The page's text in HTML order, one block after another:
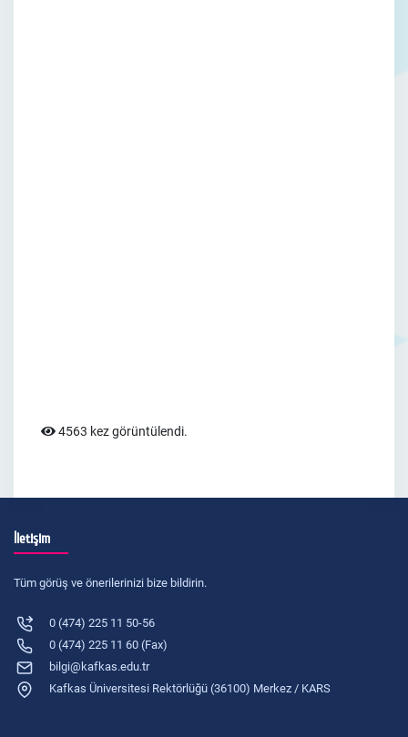
4563 kez görüntülendi.
İletişim
Tüm görüş ve önerilerinizi bize bildirin.
0 (474) 225 11 50-56
0 (474) 225 11 60 (Fax)
bilgi@kafkas.edu.tr
Kafkas Üniversitesi Rektörlüğü (36100) Merkez / KARS